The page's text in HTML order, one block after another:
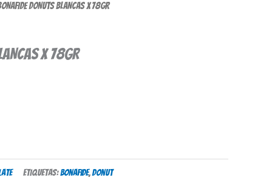
DONUTS BLANCAS X 78GR
X 78GR
Etiquetas:bonafide,donut